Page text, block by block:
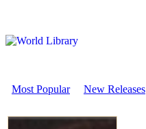
Most Popular New Releases